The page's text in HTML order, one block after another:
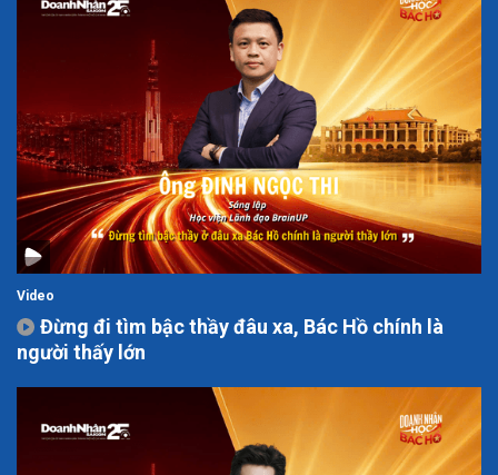
Video
Đừng đi tìm bậc thầy đâu xa, Bác Hồ chính là
người thấy lớn